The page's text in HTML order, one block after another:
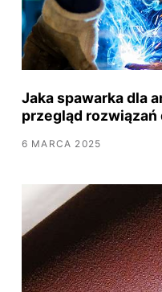
Jaka spawarka dla
przegląd
6 MARCA 2025